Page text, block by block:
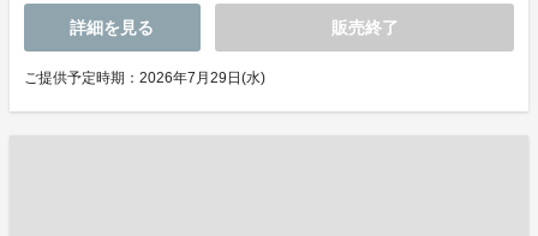
詳細を見る 販売終了
ご提供予定時期：2026年7月29日(水)